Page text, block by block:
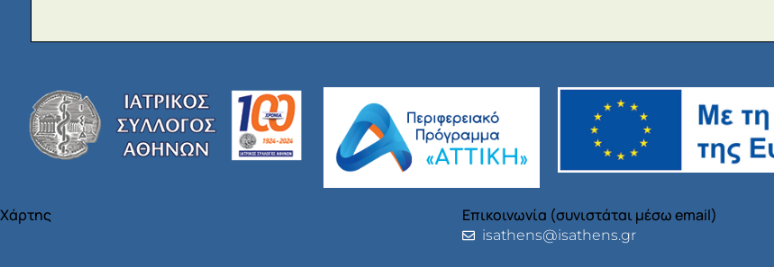
Χάρτης Επικοινωνία (συνιστάται μέσω email)
isathens@isathens.gr